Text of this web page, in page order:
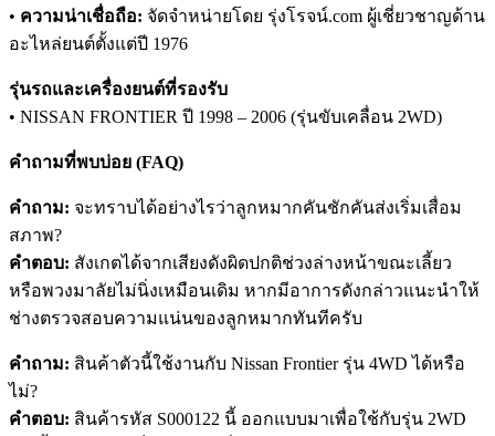
• ความน่าเชื่อถือ: จัดจำหน่ายโดย รุ่งโรจน์.com ผู้เชี่ยวชาญด้าน
อะไหล่ยนต์ตั้งแต่ปี 1976
รุ่นรถและเครื่องยนต์ที่รองรับ
• NISSAN FRONTIER ปี 1998 – 2006 (รุ่นขับเคลื่อน 2WD)
คำถามที่พบบ่อย (FAQ)
คำถาม: จะทราบได้อย่างไรว่าลูกหมากคันชักคันส่งเริ่มเสื่อม
สภาพ?
คำตอบ: สังเกตได้จากเสียงดังผิดปกติช่วงล่างหน้าขณะเลี้ยว
หรือพวงมาลัยไม่นิ่งเหมือนเดิม หากมีอาการดังกล่าวแนะนำให้
ช่างตรวจสอบความแน่นของลูกหมากทันทีครับ
คำถาม: สินค้าตัวนี้ใช้งานกับ Nissan Frontier รุ่น 4WD ได้หรือ
ไม่?
คำตอบ: สินค้ารหัส S000122 นี้ ออกแบบมาเพื่อใช้กับรุ่น 2WD